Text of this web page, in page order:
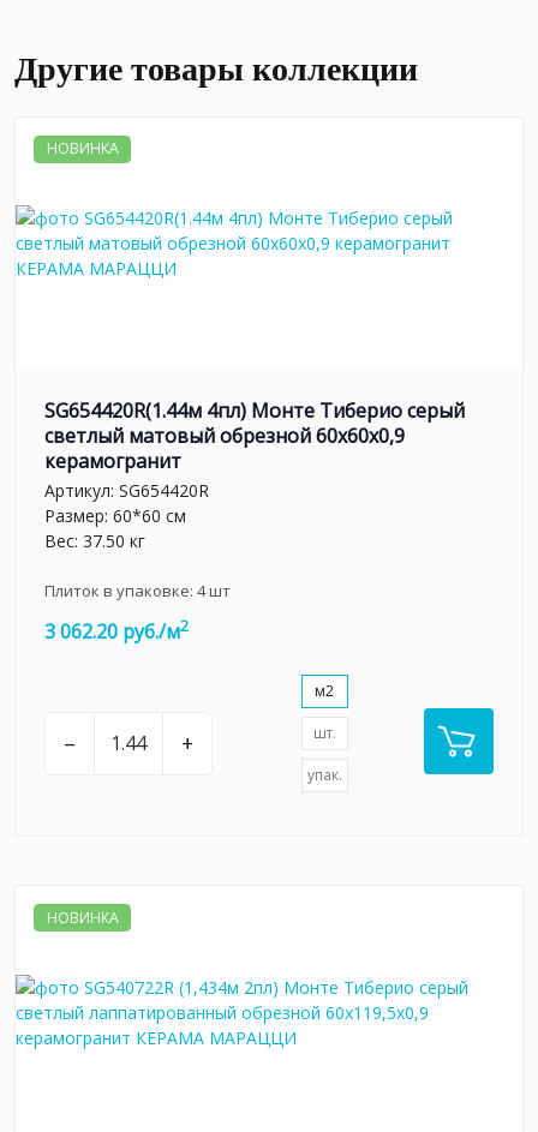
Другие товары коллекции
НОВИНКА
SG654420R(1.44м 4пл) Монте Тиберио серый
светлый матовый обрезной 60x60x0,9
керамогранит
Артикул: SG654420R
Размер: 60*60 см
Вес: 37.50 кг
Плиток в упаковке: 4шт
3 062.20 руб./м2
– +
м2
шт.
упак.
НОВИНКА